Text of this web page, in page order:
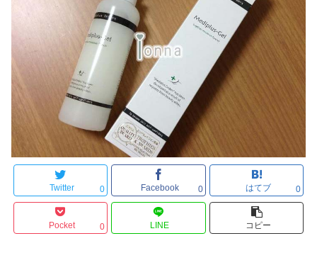
Twitter 0 Facebook 0 はてブ 0
Pocket 0 LINE コピー